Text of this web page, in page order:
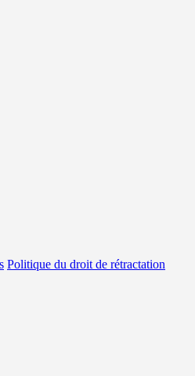
Politique du droit de rétractation